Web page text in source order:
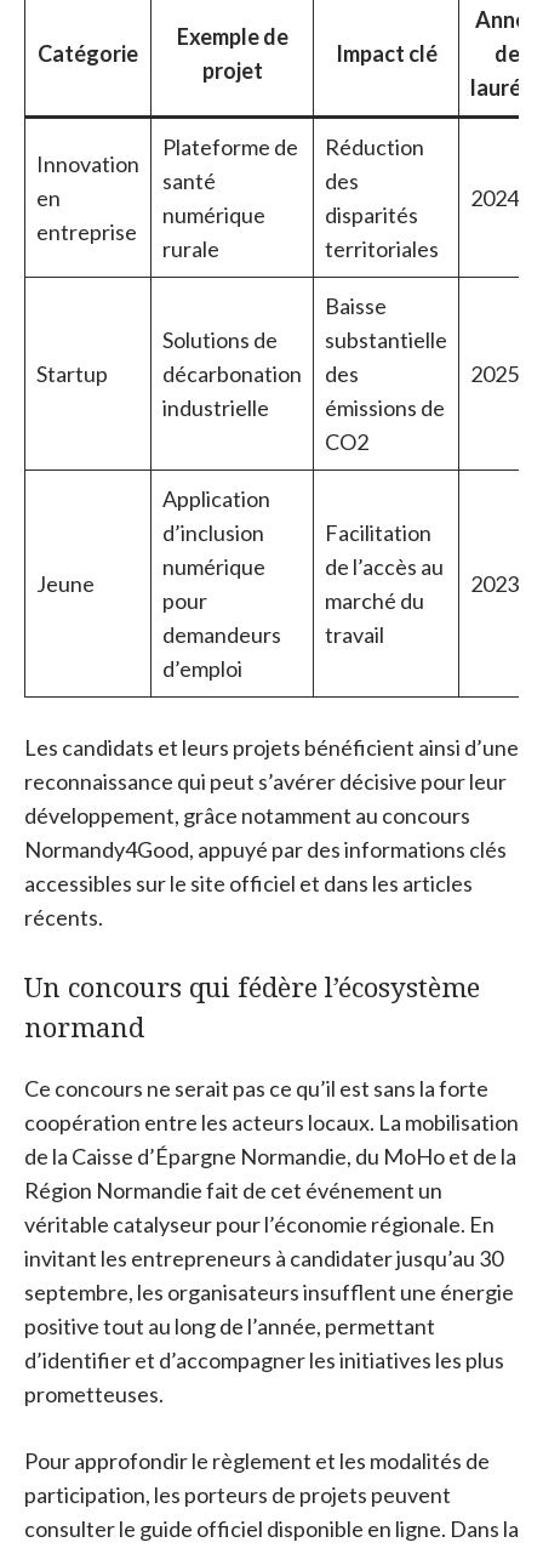
Catégorie
Exemple de
projet
Impact clé
Année
de
lauréat
Innovation
en
entreprise
Plateforme de
santé
numérique
rurale
Réduction
des
disparités
territoriales
2024
Startup
Solutions de
décarbonation
industrielle
Baisse
substantielle
des
émissions de
CO2
2025
Jeune
Application
d’inclusion
numérique
pour
demandeurs
d’emploi
Facilitation
de l’accès au
marché du
travail
2023
Les candidats et leurs projets bénéficient ainsi d’une
reconnaissance qui peut s’avérer décisive pour leur
développement, grâce notamment au concours
Normandy4Good, appuyé par des informations clés
accessibles sur le site officiel et dans les articles
récents.
Un concours qui fédère l’écosystème
normand
Ce concours ne serait pas ce qu’il est sans la forte
coopération entre les acteurs locaux. La mobilisation
de la Caisse d’Épargne Normandie, du MoHo et de la
Région Normandie fait de cet événement un
véritable catalyseur pour l’économie régionale. En
invitant les entrepreneurs à candidater jusqu’au 30
septembre, les organisateurs insufflent une énergie
positive tout au long de l’année, permettant
d’identifier et d’accompagner les initiatives les plus
prometteuses.
Pour approfondir le règlement et les modalités de
participation, les porteurs de projets peuvent
consulter le guide officiel disponible en ligne. Dans la